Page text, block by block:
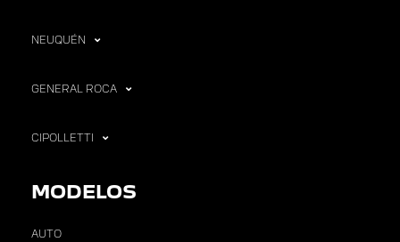
NEUQUÉN
GENERAL ROCA
CIPOLLETTI
MODELOS
AUTO